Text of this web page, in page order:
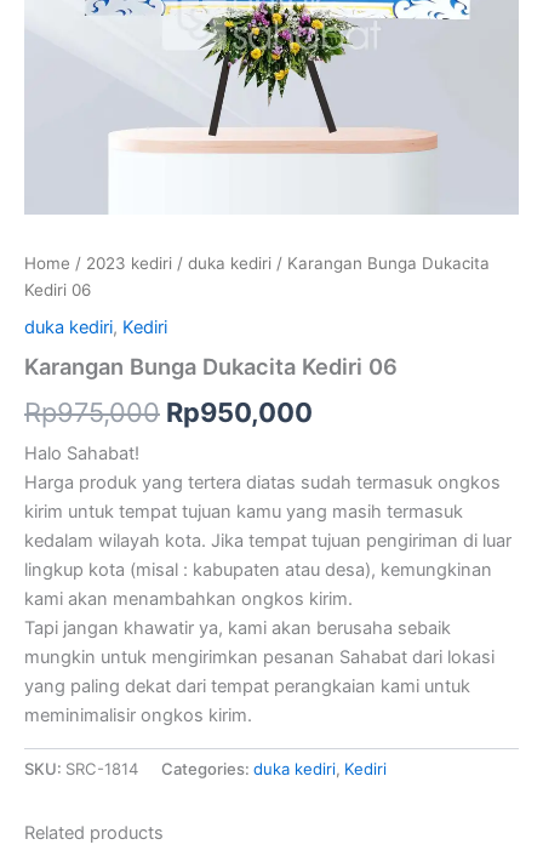
Home / 2023 kediri / duka kediri / Karangan Bunga Dukacita
Kediri 06
duka kediri, Kediri
Karangan Bunga Dukacita Kediri 06
Rp975,000 Rp950,000
Halo Sahabat!
Harga produk yang tertera diatas sudah termasuk ongkos
kirim untuk tempat tujuan kamu yang masih termasuk
kedalam wilayah kota. Jika tempat tujuan pengiriman di luar
lingkup kota (misal : kabupaten atau desa), kemungkinan
kami akan menambahkan ongkos kirim.
Tapi jangan khawatir ya, kami akan berusaha sebaik
mungkin untuk mengirimkan pesanan Sahabat dari lokasi
yang paling dekat dari tempat perangkaian kami untuk
meminimalisir ongkos kirim.
SKU: SRC-1814 Categories: duka kediri, Kediri
Related products